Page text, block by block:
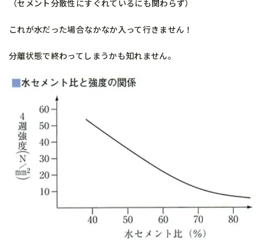
（セメント分散性にすぐれているにも関わらず）
これが水だった場合なかなか入って行きません！
分離状態で終わってしまうかも知れません。